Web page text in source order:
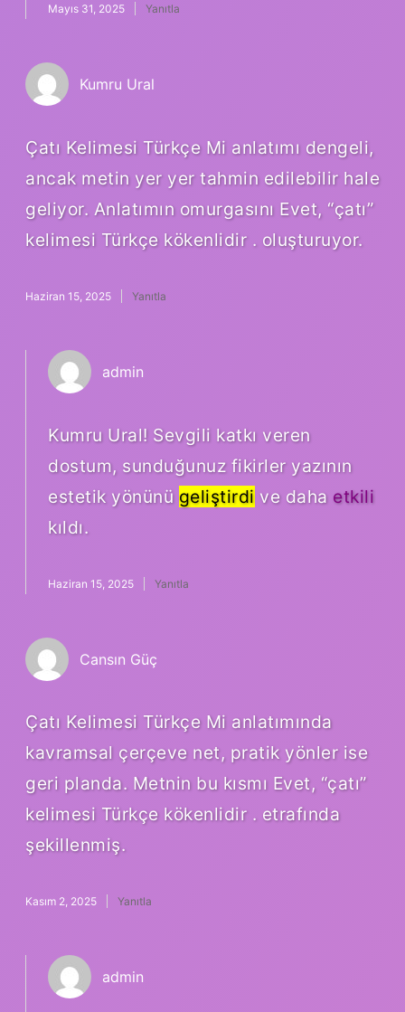
Mayıs 31, 2025 Yanıtla
Kumru Ural
Çatı Kelimesi Türkçe Mi anlatımı dengeli,
ancak metin yer yer tahmin edilebilir hale
geliyor. Anlatımın omurgasını Evet, “çatı”
kelimesi Türkçe kökenlidir . oluşturuyor.
Haziran 15, 2025 Yanıtla
admin
Kumru Ural! Sevgili katkı veren
dostum, sunduğunuz fikirler yazının
estetik yönünü geliştirdi ve daha etkili
kıldı.
Haziran 15, 2025 Yanıtla
Cansın Güç
Çatı Kelimesi Türkçe Mi anlatımında
kavramsal çerçeve net, pratik yönler ise
geri planda. Metnin bu kısmı Evet, “çatı”
kelimesi Türkçe kökenlidir . etrafında
şekillenmiş.
Kasım 2, 2025 Yanıtla
admin